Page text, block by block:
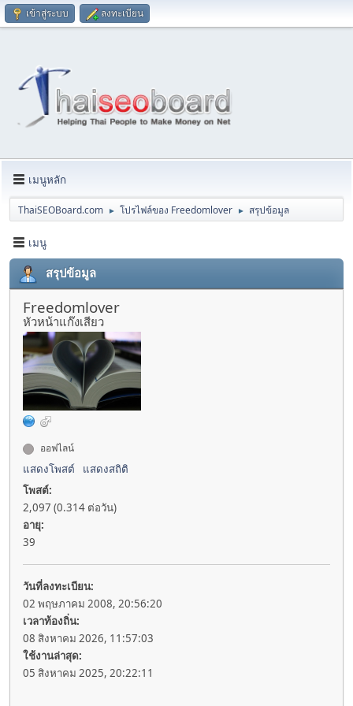
เข้าสู่ระบบ ลงทะเบียน
เมนูหลัก
ThaiSEOBoard.com ► โปรไฟล์ของ Freedomlover ► สรุปข้อมูล
เมนู
สรุปข้อมูล
Freedomlover
หัวหน้าแก๊งเสียว
ออฟไลน์
แสดงโพสต์
แสดงสถิติ
โพสต์:
2,097 (0.314 ต่อวัน)
อายุ:
39
วันที่ลงทะเบียน:
02 พฤษภาคม 2008, 20:56:20
เวลาท้องถิ่น:
08 สิงหาคม 2026, 11:57:03
ใช้งานล่าสุด:
05 สิงหาคม 2025, 20:22:11